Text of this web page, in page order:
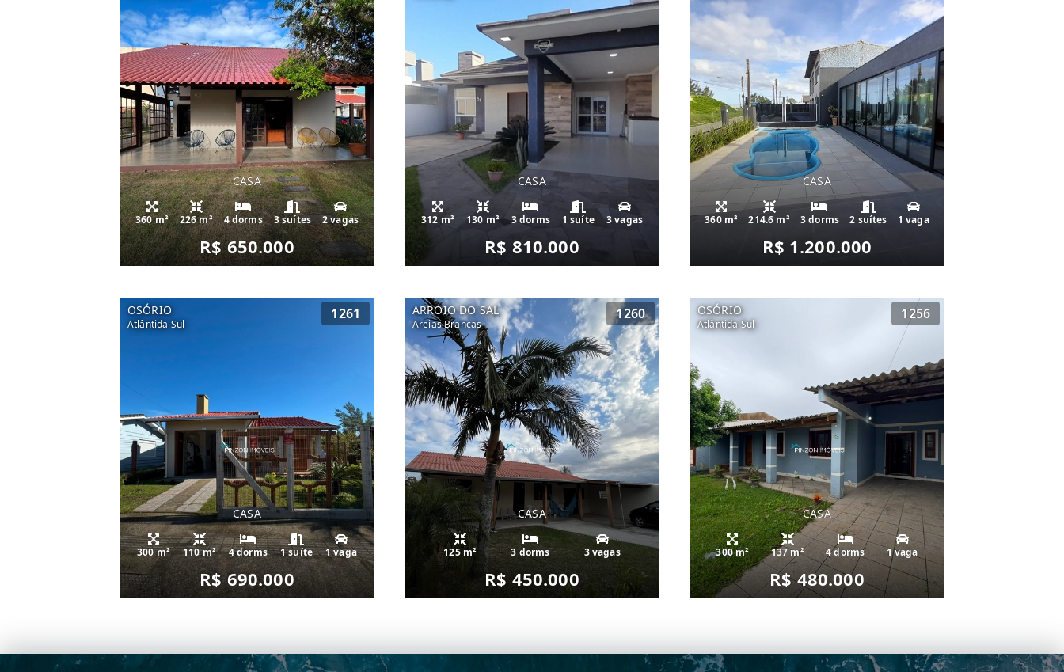
CASA
360 m² 226 m² 4 dorms 3 suítes 2 vagas
R$ 650.000
CASA
312 m² 130 m² 3 dorms 1 suíte 3 vagas
R$ 810.000
CASA
360 m² 214.6 m² 3 dorms 2 suítes 1 vaga
R$ 1.200.000
OSÓRIO
Atlântida Sul
1261
CASA
300 m² 110 m² 4 dorms 1 suíte 1 vaga
R$ 690.000
ARROIO DO SAL
Areias Brancas
1260
CASA
125 m² 3 dorms 3 vagas
R$ 450.000
OSÓRIO
Atlântida Sul
1256
CASA
300 m² 137 m² 4 dorms 1 vaga
R$ 480.000